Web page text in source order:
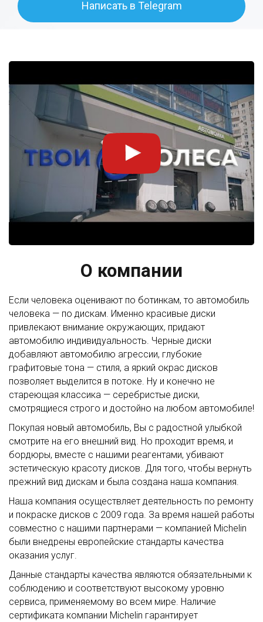
Написать в Telegram
О компании
Если человека оценивают по ботинкам, то автомобиль
человека — по дискам. Именно красивые диски
привлекают внимание окружающих, придают
автомобилю индивидуальность. Черные диски
добавляют автомобилю агрессии, глубокие
графитовые тона — стиля, а яркий окрас дисков
позволяет выделится в потоке. Ну и конечно не
стареющая классика — серебристые диски,
смотрящиеся строго и достойно на любом автомобиле!
Покупая новый автомобиль, Вы с радостной улыбкой
смотрите на его внешний вид. Но проходит время, и
бордюры, вместе с нашими реагентами, убивают
эстетическую красоту дисков. Для того, чтобы вернуть
прежний вид дискам и была создана наша компания.
Наша компания осуществляет деятельность по ремонту
и покраске дисков с 2009 года. За время нашей работы
совместно с нашими партнерами — компанией Michelin
были внедрены европейские стандарты качества
оказания услуг.
Данные стандарты качества являются обязательными к
соблюдению и соответствуют высокому уровню
сервиса, применяемому во всем мире. Наличие
сертификата компании Michelin гарантирует